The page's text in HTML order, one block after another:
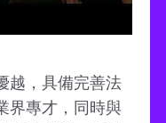
越，具備完善法
界專才，同時與